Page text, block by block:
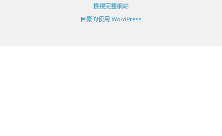
檢視完整網站
自豪的使用 WordPress